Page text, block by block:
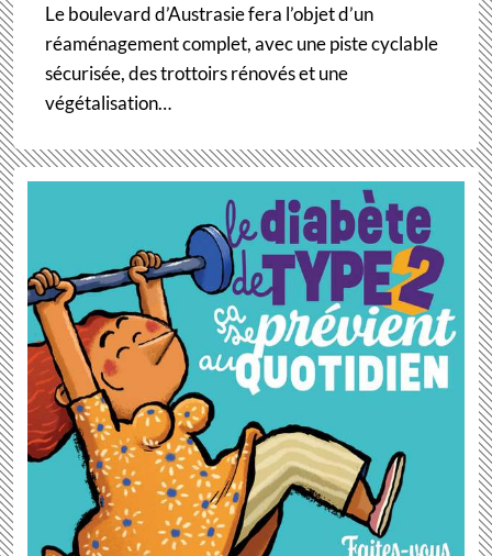
Le boulevard d’Austrasie fera l’objet d’un
réaménagement complet, avec une piste cyclable
sécurisée, des trottoirs rénovés et une
végétalisation…